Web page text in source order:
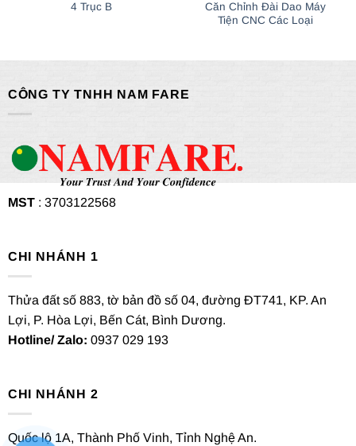
4 Trục B
Căn Chỉnh Đài Dao Máy
Tiện CNC Các Loại
CÔNG TY TNHH NAM FARE
MST: 3703122568
CHI NHÁNH 1
Thửa đất số 883, tờ bản đồ số 04, đường ĐT741, KP. An
Lợi, P. Hòa Lợi, Bến Cát, Bình Dương.
Hotline/ Zalo: 0937 029 193
CHI NHÁNH 2
Quốc lộ 1A, Thành Phố Vinh, Tỉnh Nghệ An.